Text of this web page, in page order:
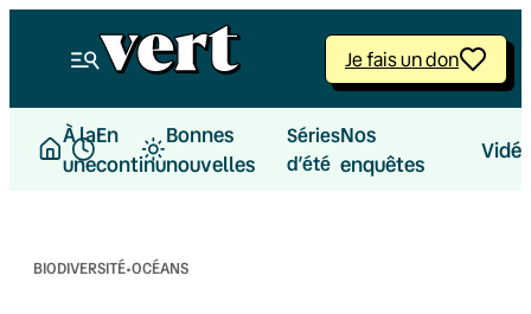
Je fais un don
À la
une
En
continu
Bonnes
nouvelles
Séries
d’été
Nos
enquêtes
BIODIVERSITÉ·OCÉANS